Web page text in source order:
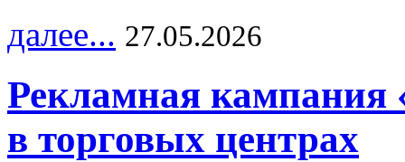
далее... 27.05.2026
Рекламная кампания
в торговых центрах